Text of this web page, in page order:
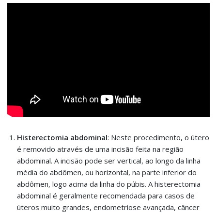
Histerectomia abdominal: Neste procedimento, o útero
é removido através de uma incisão feita na região
abdominal. A incisão pode ser vertical, ao longo da linha
média do abdômen, ou horizontal, na parte inferior do
abdômen, logo acima da linha do púbis. A histerectomia
abdominal é geralmente recomendada para casos de
úteros muito grandes, endometriose avançada, câncer